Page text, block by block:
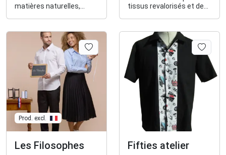
matières naturelles,
tissus revalorisés et de
Prod. excl.
Les Filosophes Fifties atelier